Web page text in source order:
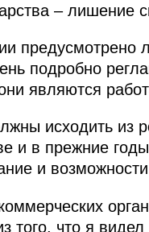
– лишение
подробно
являются
исходить из
и в прежние
и
того, что я